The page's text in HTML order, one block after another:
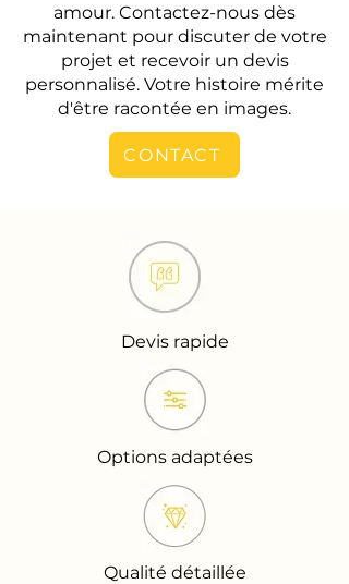
amour. Contactez-nous dès
maintenant pour discuter de votre
projet et recevoir un devis
personnalisé. Votre histoire mérite
d'être racontée en images.
CONTACT
Devis rapide
Options adaptées
Qualité détaillée